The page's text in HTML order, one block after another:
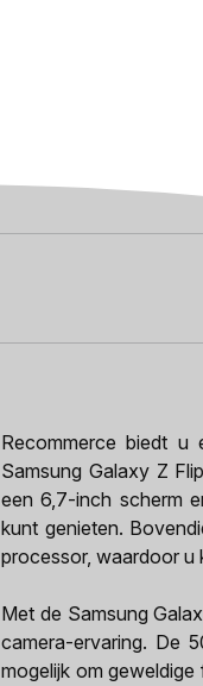
Recommerce biedt u
Samsung Galaxy Z
een 6,7-inch scherm
kunt genieten.
processor, waardoor u
Met de Samsung
camera-ervaring. De
mogelijk om